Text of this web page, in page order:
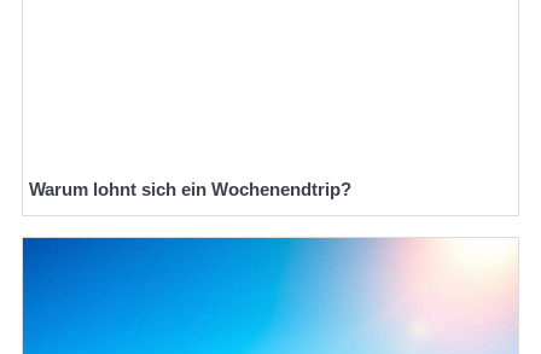
Warum lohnt sich ein Wochenendtrip?